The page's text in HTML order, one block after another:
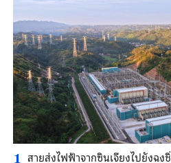
1 สายส่งไฟฟ้าจากซินเจียงไปยังฉ